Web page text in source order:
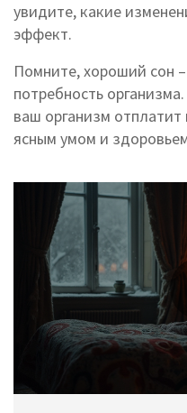
увидите, какие
эффект.
Помните, хороший сон
потребность
ваш организм
ясным умом и